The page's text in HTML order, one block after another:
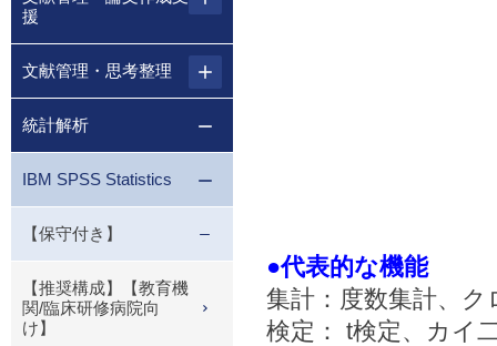
●代表的な機能
集計：度数集計、
検定： t検定、カイ
援
文献管理・思考整理
統計解析
IBM SPSS Statistics
【保守付き】
【推奨構成】【教育機
関/臨床研修病院向
け】